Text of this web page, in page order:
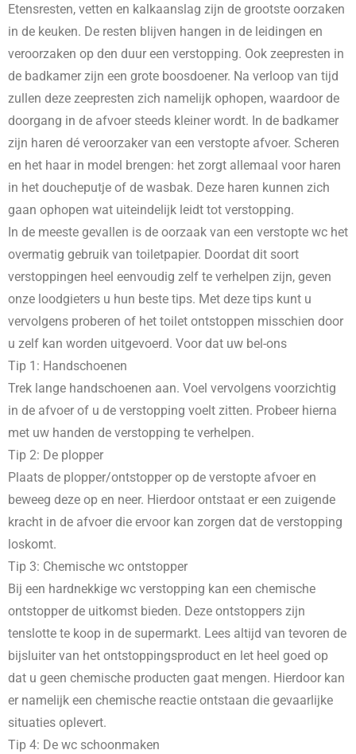
Etensresten, vetten en kalkaanslag zijn de grootste oorzaken
in de keuken. De resten blijven hangen in de leidingen en
veroorzaken op den duur een verstopping. Ook zeepresten in
de badkamer zijn een grote boosdoener. Na verloop van tijd
zullen deze zeepresten zich namelijk ophopen, waardoor de
doorgang in de afvoer steeds kleiner wordt. In de badkamer
zijn haren dé veroorzaker van een verstopte afvoer. Scheren
en het haar in model brengen: het zorgt allemaal voor haren
in het doucheputje of de wasbak. Deze haren kunnen zich
gaan ophopen wat uiteindelijk leidt tot verstopping.
In de meeste gevallen is de oorzaak van een verstopte wc het
overmatig gebruik van toiletpapier. Doordat dit soort
verstoppingen heel eenvoudig zelf te verhelpen zijn, geven
onze loodgieters u hun beste tips. Met deze tips kunt u
vervolgens proberen of het toilet ontstoppen misschien door
u zelf kan worden uitgevoerd. Voor dat uw bel-ons
Tip 1: Handschoenen
Trek lange handschoenen aan. Voel vervolgens voorzichtig
in de afvoer of u de verstopping voelt zitten. Probeer hierna
met uw handen de verstopping te verhelpen.
Tip 2: De plopper
Plaats de plopper/ontstopper op de verstopte afvoer en
beweeg deze op en neer. Hierdoor ontstaat er een zuigende
kracht in de afvoer die ervoor kan zorgen dat de verstopping
loskomt.
Tip 3: Chemische wc ontstopper
Bij een hardnekkige wc verstopping kan een chemische
ontstopper de uitkomst bieden. Deze ontstoppers zijn
tenslotte te koop in de supermarkt. Lees altijd van tevoren de
bijsluiter van het ontstoppingsproduct en let heel goed op
dat u geen chemische producten gaat mengen. Hierdoor kan
er namelijk een chemische reactie ontstaan die gevaarlijke
situaties oplevert.
Tip 4: De wc schoonmaken